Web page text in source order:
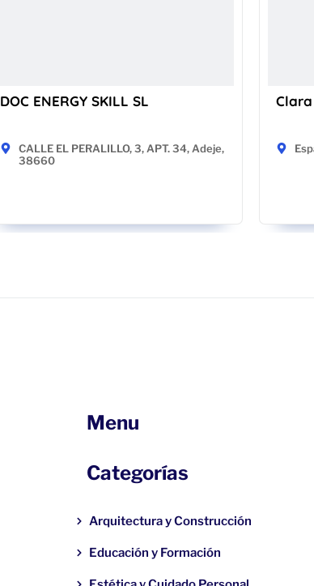
DOC ENERGY SKILL SL
CALLE EL PERALILLO, 3, APT. 34, Adeje,
38660
Menu
Categorías
Arquitectura y Construcción
Educación y Formación